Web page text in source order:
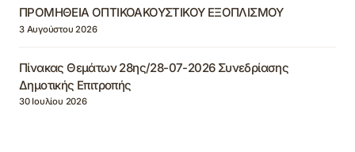
ΠΡΟΜΗΘΕΙΑ ΟΠΤΙΚΟΑΚΟΥΣΤΙΚΟΥ ΕΞΟΠΛΙΣΜΟΥ
3 Αυγούστου 2026
Πίνακας Θεμάτων 28ης/28-07-2026 Συνεδρίασης
Δημοτικής Επιτροπής
30 Ιουλίου 2026